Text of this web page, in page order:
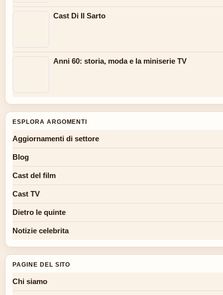
Cast Di Il Sarto
Anni 60: storia, moda e la miniserie TV
ESPLORA ARGOMENTI
Aggiornamenti di settore
Blog
Cast del film
Cast TV
Dietro le quinte
Notizie celebrita
PAGINE DEL SITO
Chi siamo